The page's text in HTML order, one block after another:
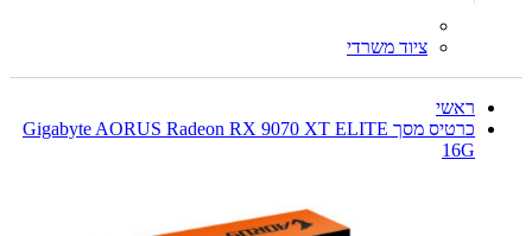
ציוד משרדי
ראשי
כרטיס מסך Gigabyte AORUS Radeon RX 9070 XT ELITE
16G